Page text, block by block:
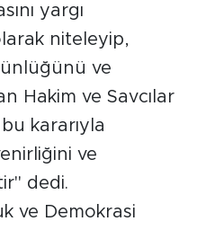
yargı
niteleyip,
ve
Hakim ve Savcılar
kararıyla
ve
dedi.
ve Demokrasi